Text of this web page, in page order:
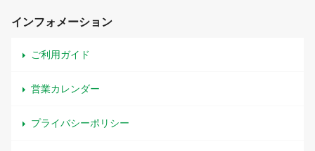
インフォメーション
ご利用ガイド
営業カレンダー
プライバシーポリシー